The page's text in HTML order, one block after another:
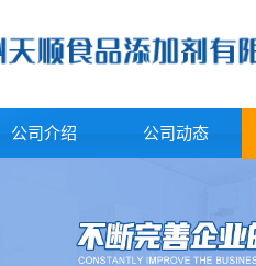
公司介绍 公司动态